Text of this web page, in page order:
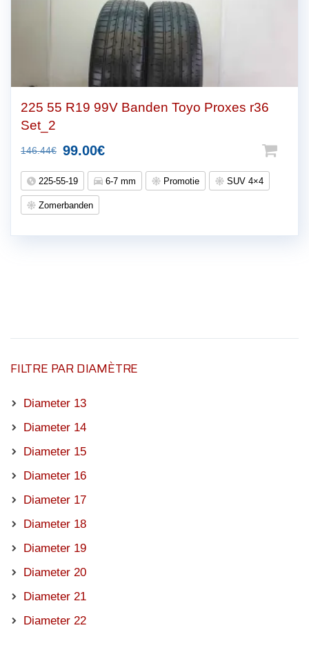
225 55 R19 99V Banden Toyo Proxes r36
Set_2
146.44€ Oorspronkelijke
prijs
was:
146.44€.
99.00€Huidige
prijs
is:
225-55-19 6-7 mm Promotie SUV 4×4
Zomerbanden
FILTRE PAR DIAMÈTRE
Diameter 13
Diameter 14
Diameter 15
Diameter 16
Diameter 17
Diameter 18
Diameter 19
Diameter 20
Diameter 21
Diameter 22